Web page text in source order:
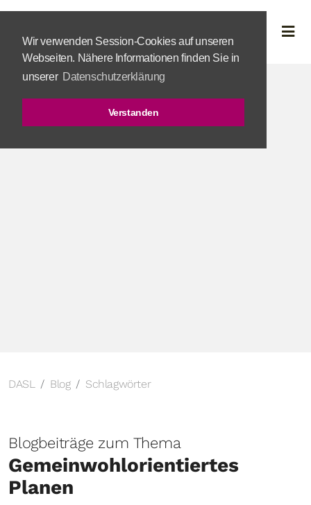
Wir verwenden Session-Cookies auf unseren
Webseiten. Nähere Informationen finden Sie in
unserer Datenschutzerklärung
Verstanden
DASL Blog Schlagwörter
Blogbeiträge zum Thema
Gemeinwohlorientiertes
Planen